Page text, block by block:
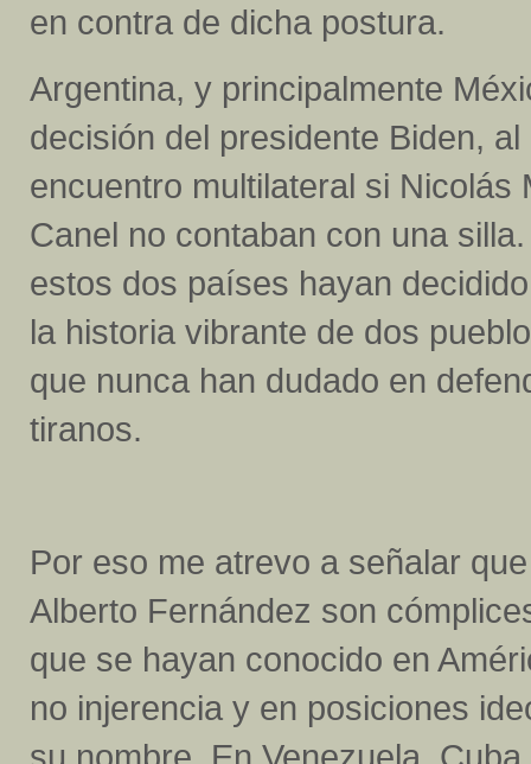
en contra de dicha postura.
Argentina, y principalmente
decisión del presidente Biden,
encuentro multilateral si
Canel no contaban con una
estos dos países hayan
la historia vibrante de dos
que nunca han dudado en
tiranos.
Por eso me atrevo a señalar
Alberto Fernández son
que se hayan conocido en
no injerencia y en posiciones